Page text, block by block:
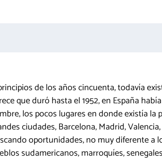
de los años cincuenta, todavía
que duró hasta el 1952, en España
los pocos lugares en donde existía la
ciudades, Barcelona, Madrid,
oportunidades, no muy diferente a
sudamericanos, marroquíes,